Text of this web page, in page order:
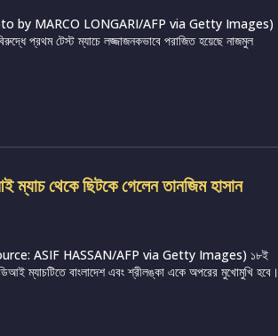
by MARCO LONGARI/AFP via Getty Images)
প্রথম টেস্ট ম্যাচে লজ্জাজনকভাবে পরাজিত হয়েছে নাজমুল
ম্যাচ থেকে ছিটকে গেলেন তানজিম হাসান
ASIF HASSAN/AFP via Getty Images) ১৮ই
ম্যাচটিতে বাংলাদেশ এবং শ্রীলঙ্কা একে অপরের মুখোমুখি হবে।